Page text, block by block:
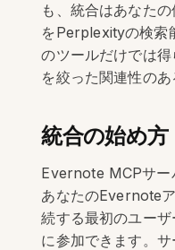
も、統合はあなた
をPerplexityの検索
のツールだけでは
を絞った関連性のあ
統合の始め方
Evernote MCPサー
あなたのEvernote
続する最初のユー
に参加できます。